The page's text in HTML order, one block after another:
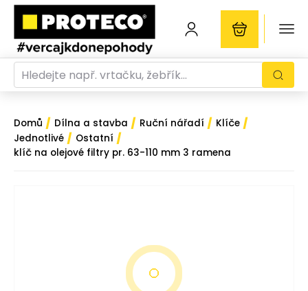
Domů / Dílna a stavba / Ruční nářadí / Klíče /
Jednotlivé / Ostatní /
klíč na olejové filtry pr. 63-110 mm 3 ramena